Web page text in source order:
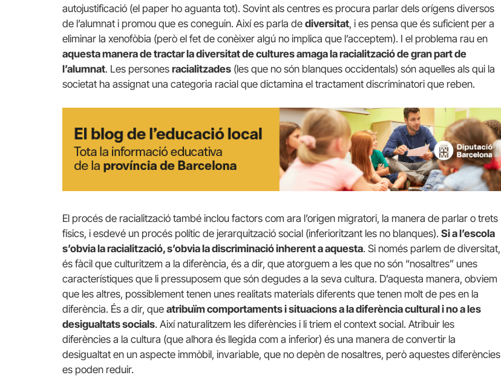
autojustificació (el paper ho aguanta tot). Sovint als centres es procura parlar dels orígens diversos
de l’alumnat i promou que es coneguin. Així es parla de diversitat, i es pensa que és suficient per a
eliminar la xenofòbia (però el fet de conèixer algú no implica que l’acceptem). I el problema rau en
aquesta manera de tractar la diversitat de cultures amaga la racialització de gran part de
l’alumnat. Les persones racialitzades (les que no són blanques occidentals) són aquelles als qui la
societat ha assignat una categoria racial que dictamina el tractament discriminatori que reben.
El procés de racialització també inclou factors com ara l’origen migratori, la manera de parlar o trets
físics, i esdevé un procés polític de jerarquització social (inferioritzant les no blanques). Si a l’escola
s’obvia la racialització, s’obvia la discriminació inherent a aquesta. Si només parlem de diversitat,
és fàcil que culturitzem a la diferència, és a dir, que atorguem a les que no són “nosaltres” unes
característiques que li pressuposem que són degudes a la seva cultura. D’aquesta manera, obviem
que les altres, possiblement tenen unes realitats materials diferents que tenen molt de pes en la
diferència. És a dir, que atribuïm comportaments i situacions a la diferència cultural i no a les
desigualtats socials. Així naturalitzem les diferències i li triem el context social. Atribuir les
diferències a la cultura (que alhora és llegida com a inferior) és una manera de convertir la
desigualtat en un aspecte immòbil, invariable, que no depèn de nosaltres, però aquestes diferències
es poden reduir.